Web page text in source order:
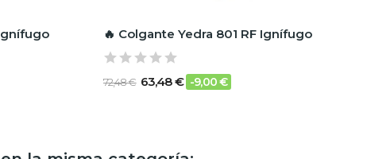
🔥 Colgante Yedra 801 RF Ignífugo
72,48 € 63,48 € -9,00 €